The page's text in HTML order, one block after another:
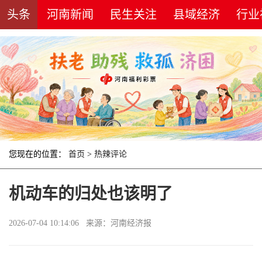
头条 河南新闻 民生关注 县域经济 行
您现在的位置： 首页 > 热辣评论
机动车的归处也该明了
2026-07-04 10:14:06 来源：河南经济报